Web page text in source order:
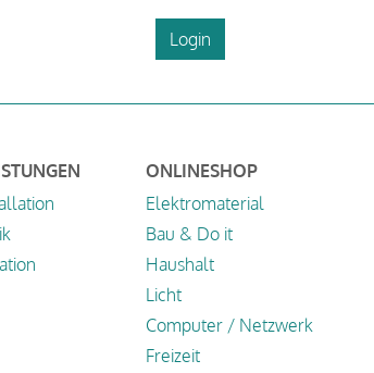
Login
ONLINESHOP
Elektromaterial
Bau & Do it
Haushalt
Licht
Computer / Netzwerk
Freizeit